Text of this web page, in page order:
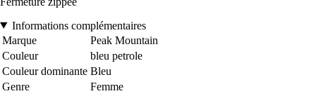
Informations complémentaires
Marque
Peak Mountain
Couleur
bleu petrole
Couleur dominante Bleu
Genre
Femme